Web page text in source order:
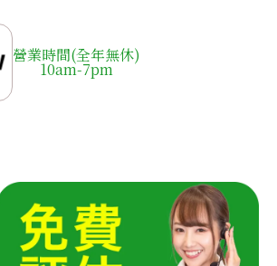
營業時間(全年無休)
10am-7pm